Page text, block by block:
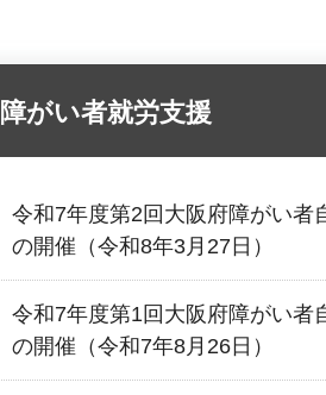
障がい者就労支援
令和7年度第2回大阪府障がい者
の開催（令和8年3月27日）
令和7年度第1回大阪府障がい者
の開催（令和7年8月26日）